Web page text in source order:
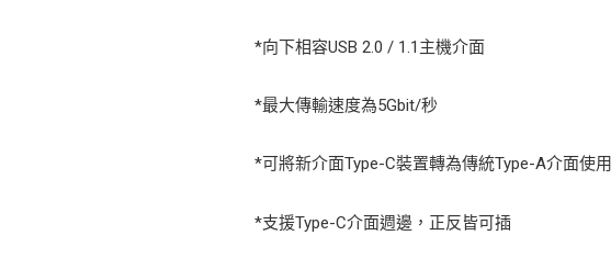
*向下相容USB 2.0 / 1.1主機介面
*最大傳輸速度為5Gbit/秒
*可將新介面Type-C裝置轉為傳統Type-A介面使用
*支援Type-C介面週邊，正反皆可插